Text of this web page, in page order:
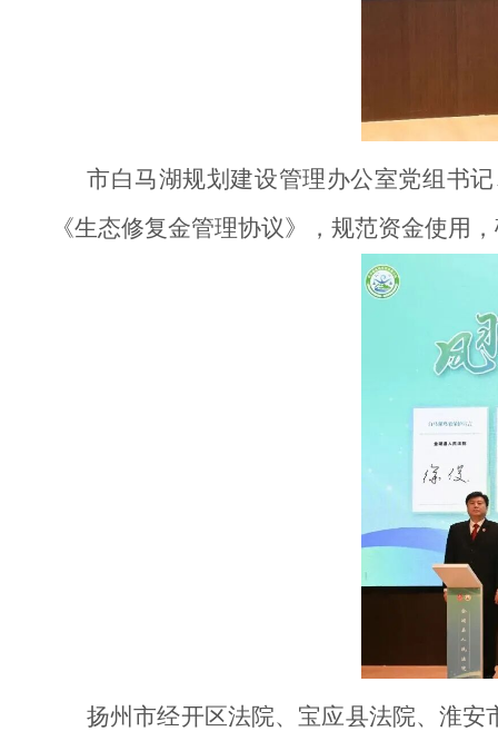
市白马湖规划建设管理办公室党组书
《生态修复金管理协议》，规范资金使用
扬州市经开区法院、宝应县法院、淮